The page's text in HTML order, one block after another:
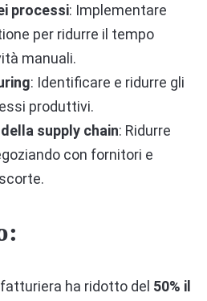
processi: Implementare
per ridurre il tempo
manuali.
: Identificare e ridurre gli
produttivi.
supply chain: Ridurre
con fornitori e
ha ridotto del 50% il